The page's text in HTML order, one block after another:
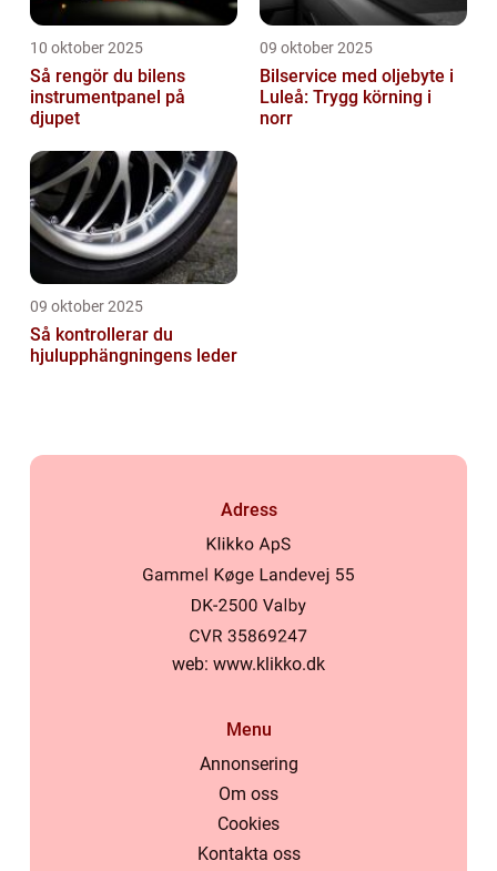
10 oktober 2025
Så rengör du bilens
instrumentpanel på
djupet
09 oktober 2025
Bilservice med oljebyte i
Luleå: Trygg körning i
norr
09 oktober 2025
Så kontrollerar du
hjulupphängningens leder
Adress
web: www.klikko.dk
Menu
Annonsering
Om oss
Cookies
Kontakta oss